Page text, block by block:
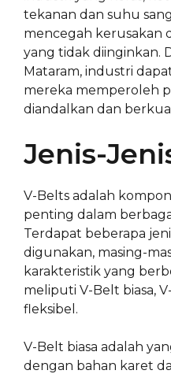
tekanan dan suhu
mencegah kerusakan
yang tidak diinginkan.
Mataram, industri
mereka memperoleh
diandalkan dan
Jenis-
V-Belts adalah
penting dalam
Terdapat beberapa
digunakan, masing-
karakteristik yang
meliputi V-Belt biasa,
fleksibel.
V-Belt biasa adalah
dengan bahan karet